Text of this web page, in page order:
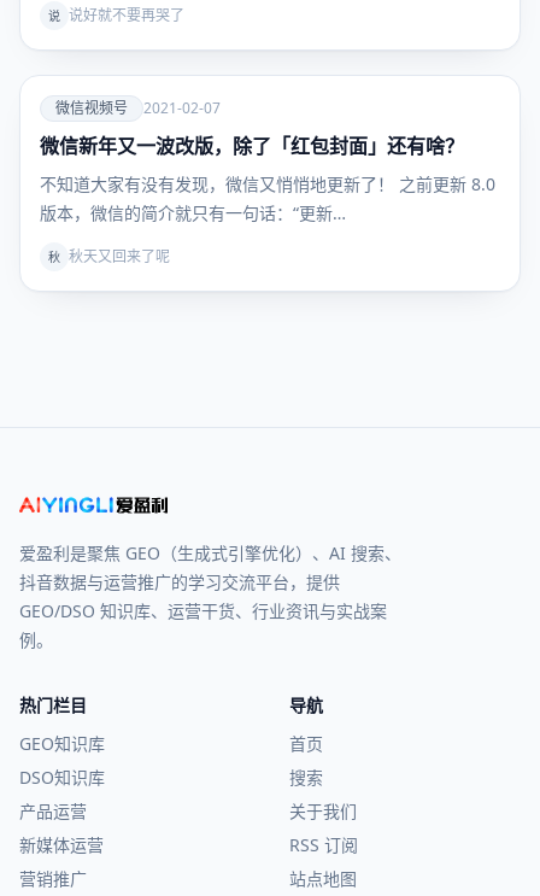
说 说好就不要再哭了
爱
微信视频
号
微信视频号 2021-02-07
微信新年又一波改版，除了「红包封面」还有啥？
不知道大家有没有发现，微信又悄悄地更新了！ 之前更新 8.0
版本，微信的简介就只有一句话：“更新…
秋 秋天又回来了呢
爱盈利是聚焦 GEO（生成式引擎优化）、AI 搜索、
抖音数据与运营推广的学习交流平台，提供
GEO/DSO 知识库、运营干货、行业资讯与实战案
例。
热门栏目
GEO知识库
DSO知识库
产品运营
新媒体运营
营销推广
导航
首页
搜索
关于我们
RSS 订阅
站点地图